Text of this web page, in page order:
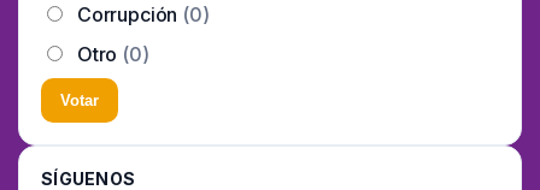
Corrupción (0)
Otro (0)
Votar
SÍGUENOS